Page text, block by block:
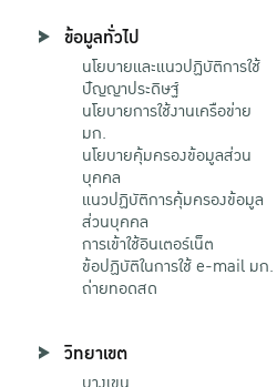
ข้อมูลทั่วไป
นโยบายและแนวปฏิบัติการใช้
ปัญญาประดิษฐ์
นโยบายการใช้งานเครือข่าย
มก.
นโยบายคุ้มครองข้อมูลส่วน
บุคคล
แนวปฏิบัติการคุ้มครองข้อมูล
ส่วนบุคคล
การเข้าใช้อินเตอร์เน็ต
ข้อปฏิบัติในการใช้ e-mail มก.
ถ่ายทอดสด
วิทยาเขต